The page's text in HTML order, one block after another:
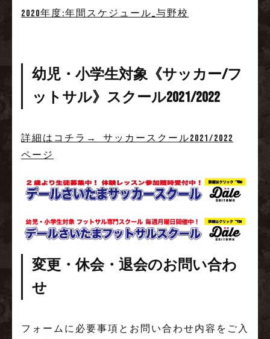
2020年度:年間スケジュール_与野校
幼児・小学生対象《サッカー/フ
ットサル》スクール2021/2022
詳細はコチラ→ サッカースクール2021/2022
ページ
変更・休会・退会のお問い合わ
せ
フォームに必要事項とお問い合わせ内容をご入